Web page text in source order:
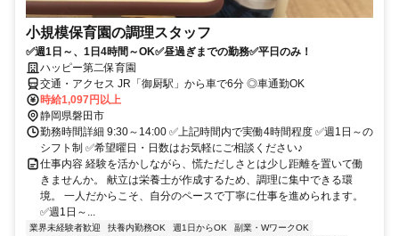
小規模保育園の調理スタッフ
✅週1日～、1日4時間～OK✅昼過ぎまでの勤務✅平日のみ！
ハッピー第二保育園
交通・アクセス JR「御厨駅」から車で6分 ◎車通勤OK
時給1,097円以上
静岡県磐田市
勤務時間詳細 9:30～14:00 ✅上記時間内で実働4時間程度 ✅週1日～の
シフト制 ✅希望曜日・日数はお気軽にご相談ください♪
仕事内容 経験を活かしながら、慌ただしさとは少し距離を置いて働
きませんか。 献立は栄養士が作成するため、調理に集中できる環
境。 一人だからこそ、自分のペースで丁寧に仕事を進められます。
✅週1日～...
業界未経験者歓迎 扶養内勤務OK 週1日からOK
副業・WワークOK